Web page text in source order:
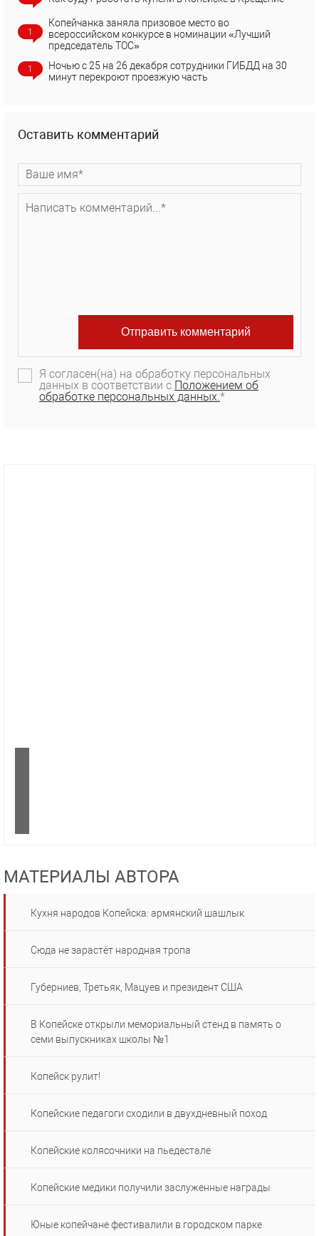
1
Копейчанка заняла призовое место во
всероссийском конкурсе в номинации «Лучший
председатель ТОС»
1
Ночью с 25 на 26 декабря сотрудники ГИБДД на 30
минут перекроют проезжую часть
Оставить комментарий
Я согласен(на) на обработку персональных
данных в соответствии с Положением об
обработке персональных данных.*
МАТЕРИАЛЫ АВТОРА
Кухня народов Копейска: армянский шашлык
Сюда не зарастёт народная тропа
Губерниев, Третьяк, Мацуев и президент США
В Копейске открыли мемориальный стенд в память о
семи выпускниках школы №1
Копейск рулит!
Копейские педагоги сходили в двухдневный поход
Копейские колясочники на пьедестале
Копейские медики получили заслуженные награды
Юные копейчане фестивалили в городском парке